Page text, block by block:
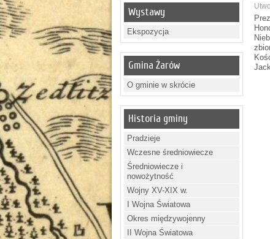
Wystawy
Ekspozycja
Gmina Żarów
O gminie w skrócie
Historia gminy
Pradzieje
Wczesne średniowiecze
Średniowiecze i
nowożytność
Wojny XV-XIX w.
I Wojna Światowa
Okres międzywojenny
II Wojna Światowa